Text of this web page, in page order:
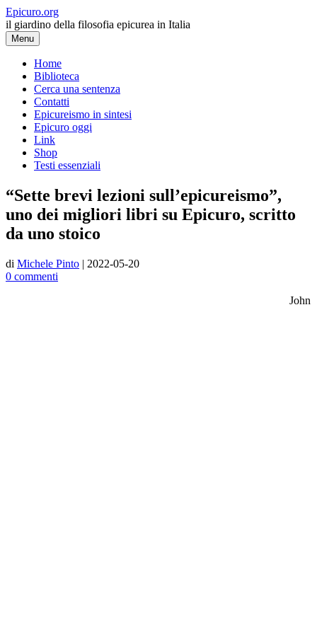
Vai
al
contenuto
Epicuro.org
il giardino della filosofia epicurea in Italia
Menu
Home
Biblioteca
Cerca una sentenza
Contatti
Epicureismo in sintesi
Epicuro oggi
Link
Shop
Testi essenziali
“Sette brevi lezioni sull’epicureismo”,
uno dei migliori libri su Epicuro, scritto
da uno stoico
di Michele Pinto | 2022-05-20
0 commenti
John